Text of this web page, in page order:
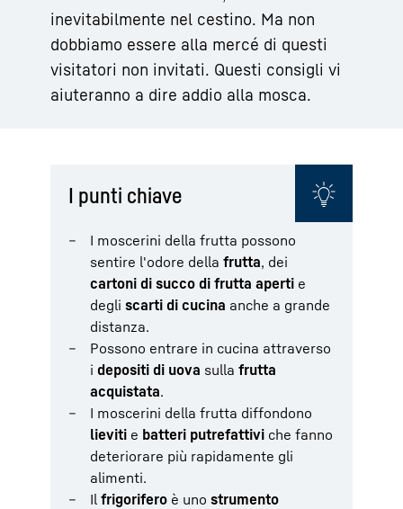
inevitabilmente nel cestino. Ma non
dobbiamo essere alla mercé di questi
visitatori non invitati. Questi consigli vi
aiuteranno a dire addio alla mosca.
I punti chiave
I moscerini della frutta possono
sentire l'odore della frutta, dei
cartoni di succo di frutta aperti e
degli scarti di cucina anche a grande
distanza.
Possono entrare in cucina attraverso
i depositi di uova sulla frutta
acquistata.
I moscerini della frutta diffondono
lieviti e batteri putrefattivi che fanno
deteriorare più rapidamente gli
alimenti.
Il frigorifero è uno strumento